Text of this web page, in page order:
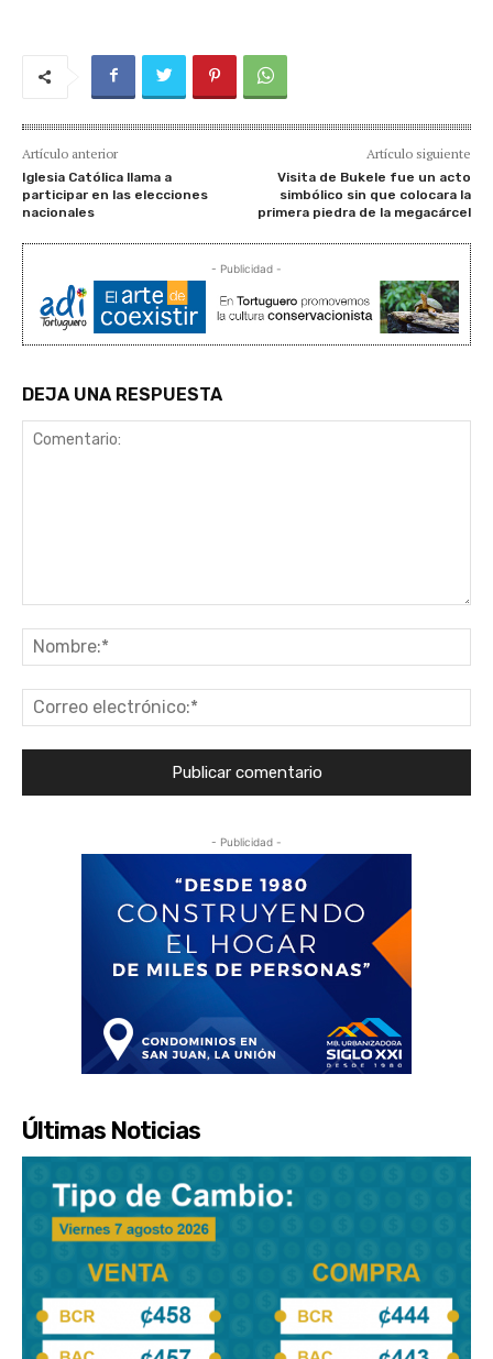
Artículo anterior
Iglesia Católica llama a
participar en las elecciones
nacionales
Artículo siguiente
Visita de Bukele fue un acto
simbólico sin que colocara la
primera piedra de la megacárcel
- Publicidad -
DEJA UNA RESPUESTA
- Publicidad -
Últimas Noticias